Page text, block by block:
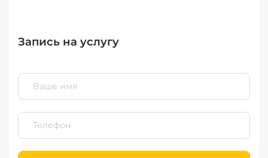
Запись на услугу